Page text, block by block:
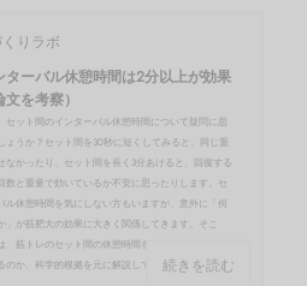
りラボ
ターバル休憩時間は2分以上が効果
を考察）
セット間のインターバル休憩時間について疑問に思
ょうか？セット間を30秒に短くしてみると、同じ重
なかったり、セット間を長く3分あけると、回復する
数と重量で効いているか不安に思ったりします。セ
ル休憩時間を気にしない方もいますが、意外に「何
」が筋肥大の効果に大きく関係してきます。そこ
、筋トレのセット間の休憩時間をどのくらい空けれ
のか、科学的根拠を元に解説してい...続きを読む